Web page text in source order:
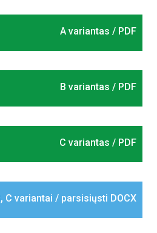
A variantas / PDF
B variantas / PDF
C variantas / PDF
C variantai / parsisiųsti DOCX